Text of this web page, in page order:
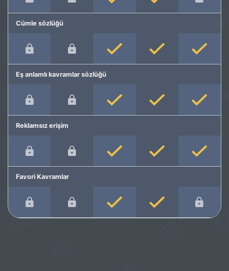
Cümle sözlüğü
Eş anlamlı kavramlar sözlüğü
Reklamsız erişim
Favori Kavramlar